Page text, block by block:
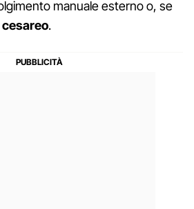
manuale esterno o, se
.